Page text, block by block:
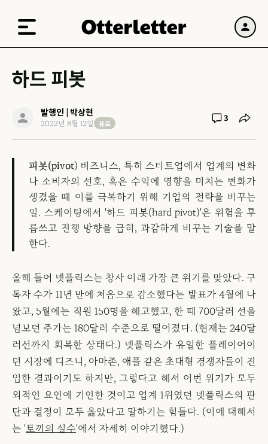
하드 피봇
발행인 | 박상현
2022년 8월 12일 유료 3
피봇(pivot) 비즈니스, 특히 스타트업에서 업계의 변화
나 소비자의 선호, 혹은 수익에 영향을 미치는 변화가
생겼을 때 이를 극복하기 위해 기업의 전략을 바꾸는
일. 스케이팅에서 '하드 피봇(hard pivot)'은 위험을 무
릅쓰고 진행 방향을 급히, 과감하게 바꾸는 기술을 말
한다.
올해 들어 넷플릭스는 창사 이래 가장 큰 위기를 맞았다. 구
독자 수가 11년 만에 처음으로 감소했다는 발표가 4월에 나
왔고, 5월에는 직원 150명을 해고했고, 한 때 700달러 선을
넘보던 주가는 180달러 수준으로 떨어졌다. (현재는 240달
러선까지 회복한 상태다.) 넷플릭스가 유일한 플레이어이
던 시장에 디즈니, 아마존, 애플 같은 초대형 경쟁자들이 진
입한 결과이기도 하지만, 그렇다고 해서 이번 위기가 모두
외적인 요인에 기인한 것이고 업계 1위였던 넷플릭스의 판
단과 결정이 모두 옳았다고 말하기는 힘들다. (이에 대해서
는 ' 토끼의 실수'에서 자세히 이야기했다.)